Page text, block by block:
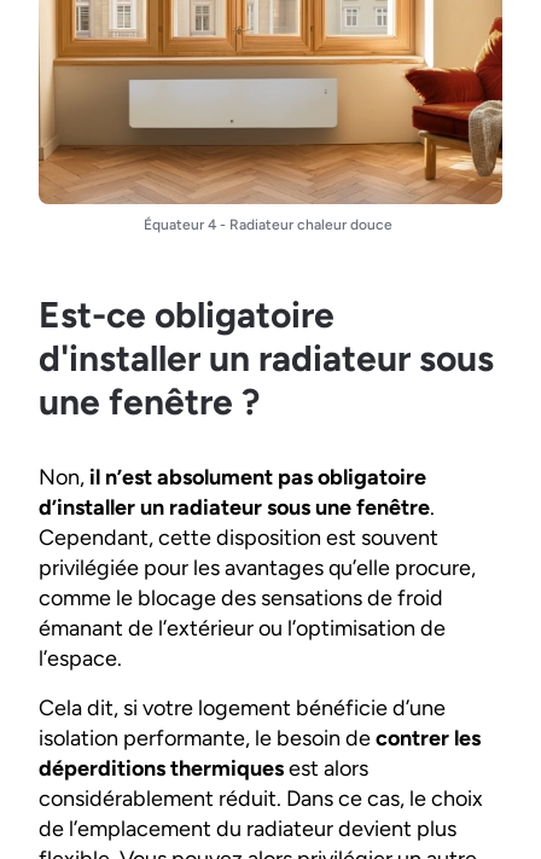
Équateur 4 - Radiateur chaleur douce
Est-ce obligatoire
d'installer un radiateur sous
une fenêtre ?
Non, il n’est absolument pas obligatoire
d’installer un radiateur sous une fenêtre.
Cependant, cette disposition est souvent
privilégiée pour les avantages qu’elle procure,
comme le blocage des sensations de froid
émanant de l’extérieur ou l’optimisation de
l’espace.
Cela dit, si votre logement bénéficie d’une
isolation performante, le besoin decontrer les
déperditions thermiquesest alors
considérablement réduit. Dans ce cas, le choix
de l’emplacement du radiateur devient plus